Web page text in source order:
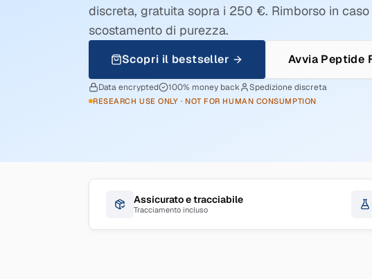
discreta, gratuita sopra i 250 €. Rimborso in
scostamento di purezza.
Scopri il bestseller Avvia Peptide
Data encrypted 100% money back Spedizione discreta
RESEARCH USE ONLY · NOT FOR HUMAN CONSUMPTION
Assicurato e tracciabile
Tracciamento incluso